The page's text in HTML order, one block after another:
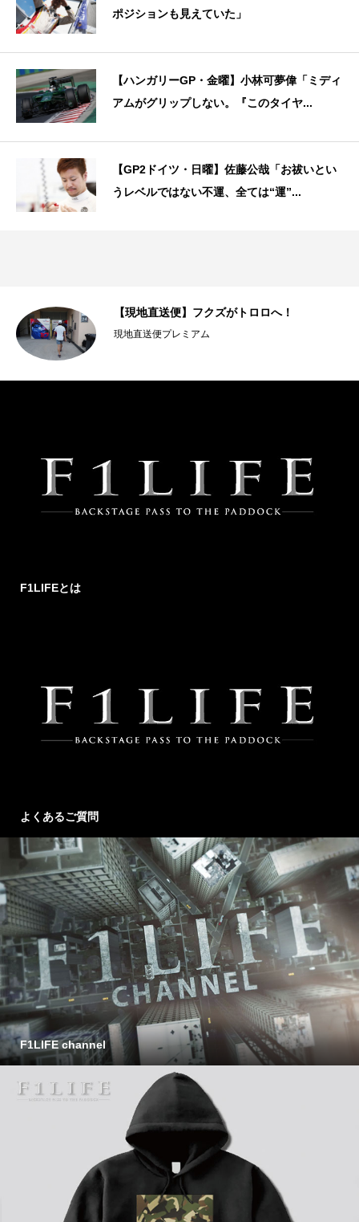
ポジションも見えていた」
【ハンガリーGP・金曜】小林可夢偉「ミディ
アムがグリップしない。『このタイヤ...
【GP2ドイツ・日曜】佐藤公哉「お祓いとい
うレベルではない不運、全ては“運”...
【現地直送便】フクズがトロロへ！
現地直送便プレミアム
F1LIFEとは
よくあるご質問
F1LIFE channel